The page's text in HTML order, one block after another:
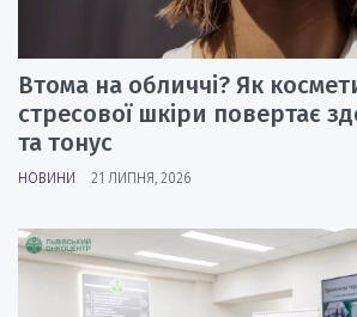
Втома на обличчі? Як
стресової шкіри повертає
та тонус
НОВИНИ 21 ЛИПНЯ, 2026